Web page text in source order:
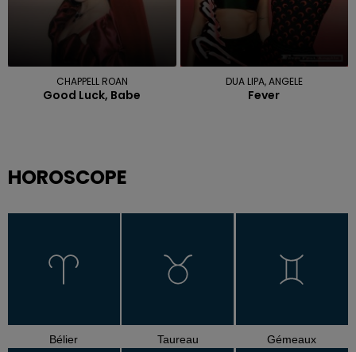
CHAPPELL ROAN
Good Luck, Babe
DUA LIPA, ANGELE
Fever
HOROSCOPE
Bélier Taureau Gémeaux